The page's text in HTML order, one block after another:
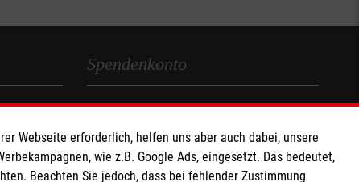
Spendenkonto
Empfänger: Malteser Werke gGmbH
IBAN: DE92370205000002830100
BIC: BFSWDE33XXX
Webseite erforderlich, helfen uns aber auch dabei, unsere
wie z.B. Google Ads, eingesetzt. Das bedeutet,
Beachten Sie jedoch, dass bei fehlender Zustimmung